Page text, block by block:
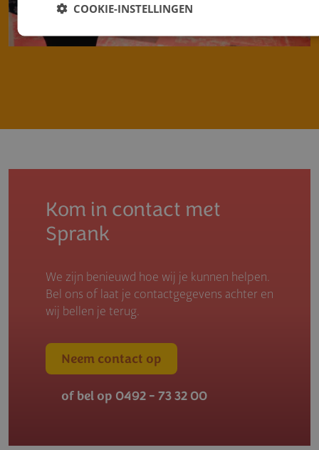
Kom in contact met
Sprank
We zijn benieuwd hoe wij je kunnen helpen.
Bel ons of laat je contactgegevens achter en
wij bellen je terug.
Neem contact op
of bel op 0492 - 73 32 00
COOKIE-INSTELLINGEN